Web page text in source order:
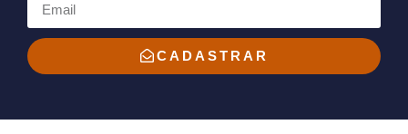
CADASTRAR